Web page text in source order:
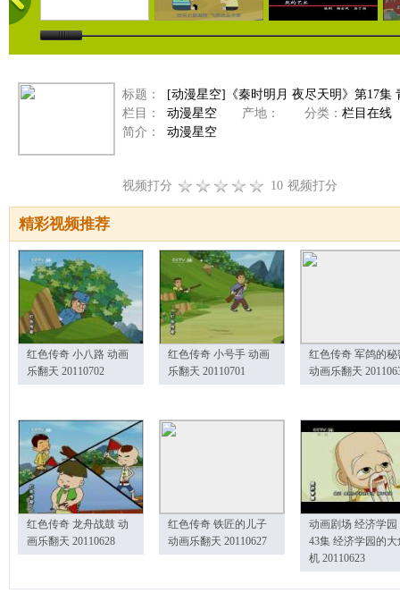
标题：
[动漫星空]《秦时明月 夜尽天明》第17集
栏目：
动漫星空 产地： 分类： 栏目在线
简介：
动漫星空
视频打分 10 视频打分
精彩视频推荐
红色传奇 小八路 动画
乐翻天 20110702
红色传奇 小号手 动画
乐翻天 20110701
红色传奇 军鸽的秘
动画乐翻天
红色传奇 龙舟战鼓 动
画乐翻天 20110628
红色传奇 铁匠的儿子
动画乐翻天 20110627
动画剧场 经济学园
43集 经济学园的大
机 20110623